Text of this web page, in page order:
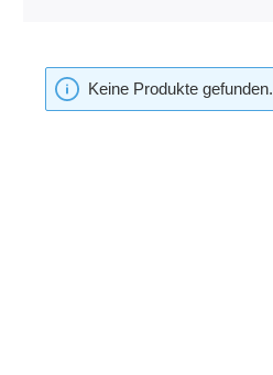
Keine Produkte gefunden.